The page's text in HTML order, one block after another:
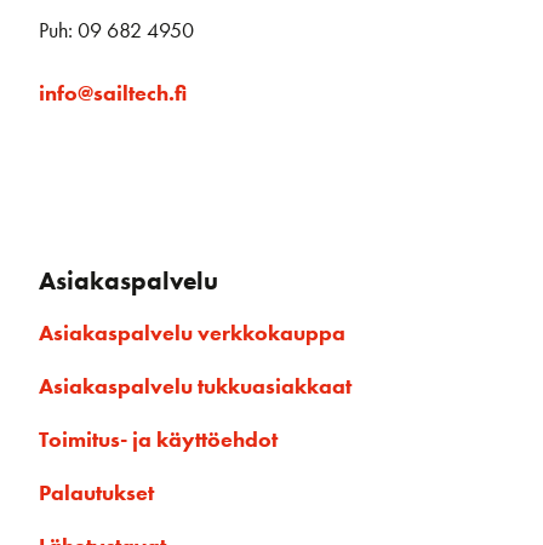
Puh: 09 682 4950
info@sailtech.fi
Asiakaspalvelu
Asiakaspalvelu verkkokauppa
Asiakaspalvelu tukkuasiakkaat
Toimitus- ja käyttöehdot
Palautukset